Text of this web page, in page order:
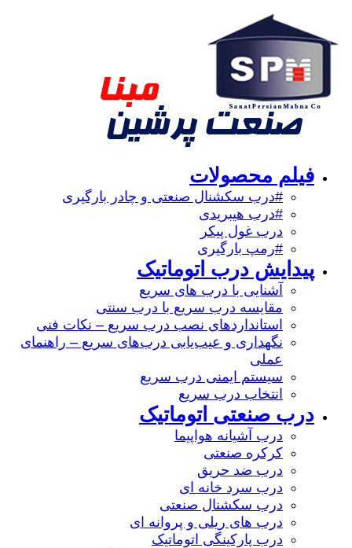
فیلم محصولات
#درب سکشنال صنعتی و چادر بارگیری
#درب هیبریدی
درب غول پیکر
#رمپ بارگیری
پیدایش درب اتوماتیک
آشنایی با درب های سریع
مقایسه درب سریع با درب سنتی
استانداردهای نصب درب سریع – نکات فنی
نگهداری و عیب‌یابی درب‌های سریع – راهنمای
عملی
سیستم ایمنی درب سریع
انتخاب درب سریع
درب صنعتی اتوماتیک
درب آشیانه هواپیما
کرکره صنعتی
درب ضد حریق
درب سرد خانه ای
درب سکشنال صنعتی
درب های ریلی و پروانه ای
درب پارکینگی اتوماتیک